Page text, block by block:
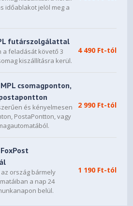
időablakot jelöl meg a
futárszolgálattal
a feladását követő 3
kiszállításra kerül.
4 490 Ft-tól
csomagponton,
és kényelmesen
PostaPontton, vagy
2 990 Ft-tól
ország bármely
a nap 24
belül.
1 190 Ft-tól